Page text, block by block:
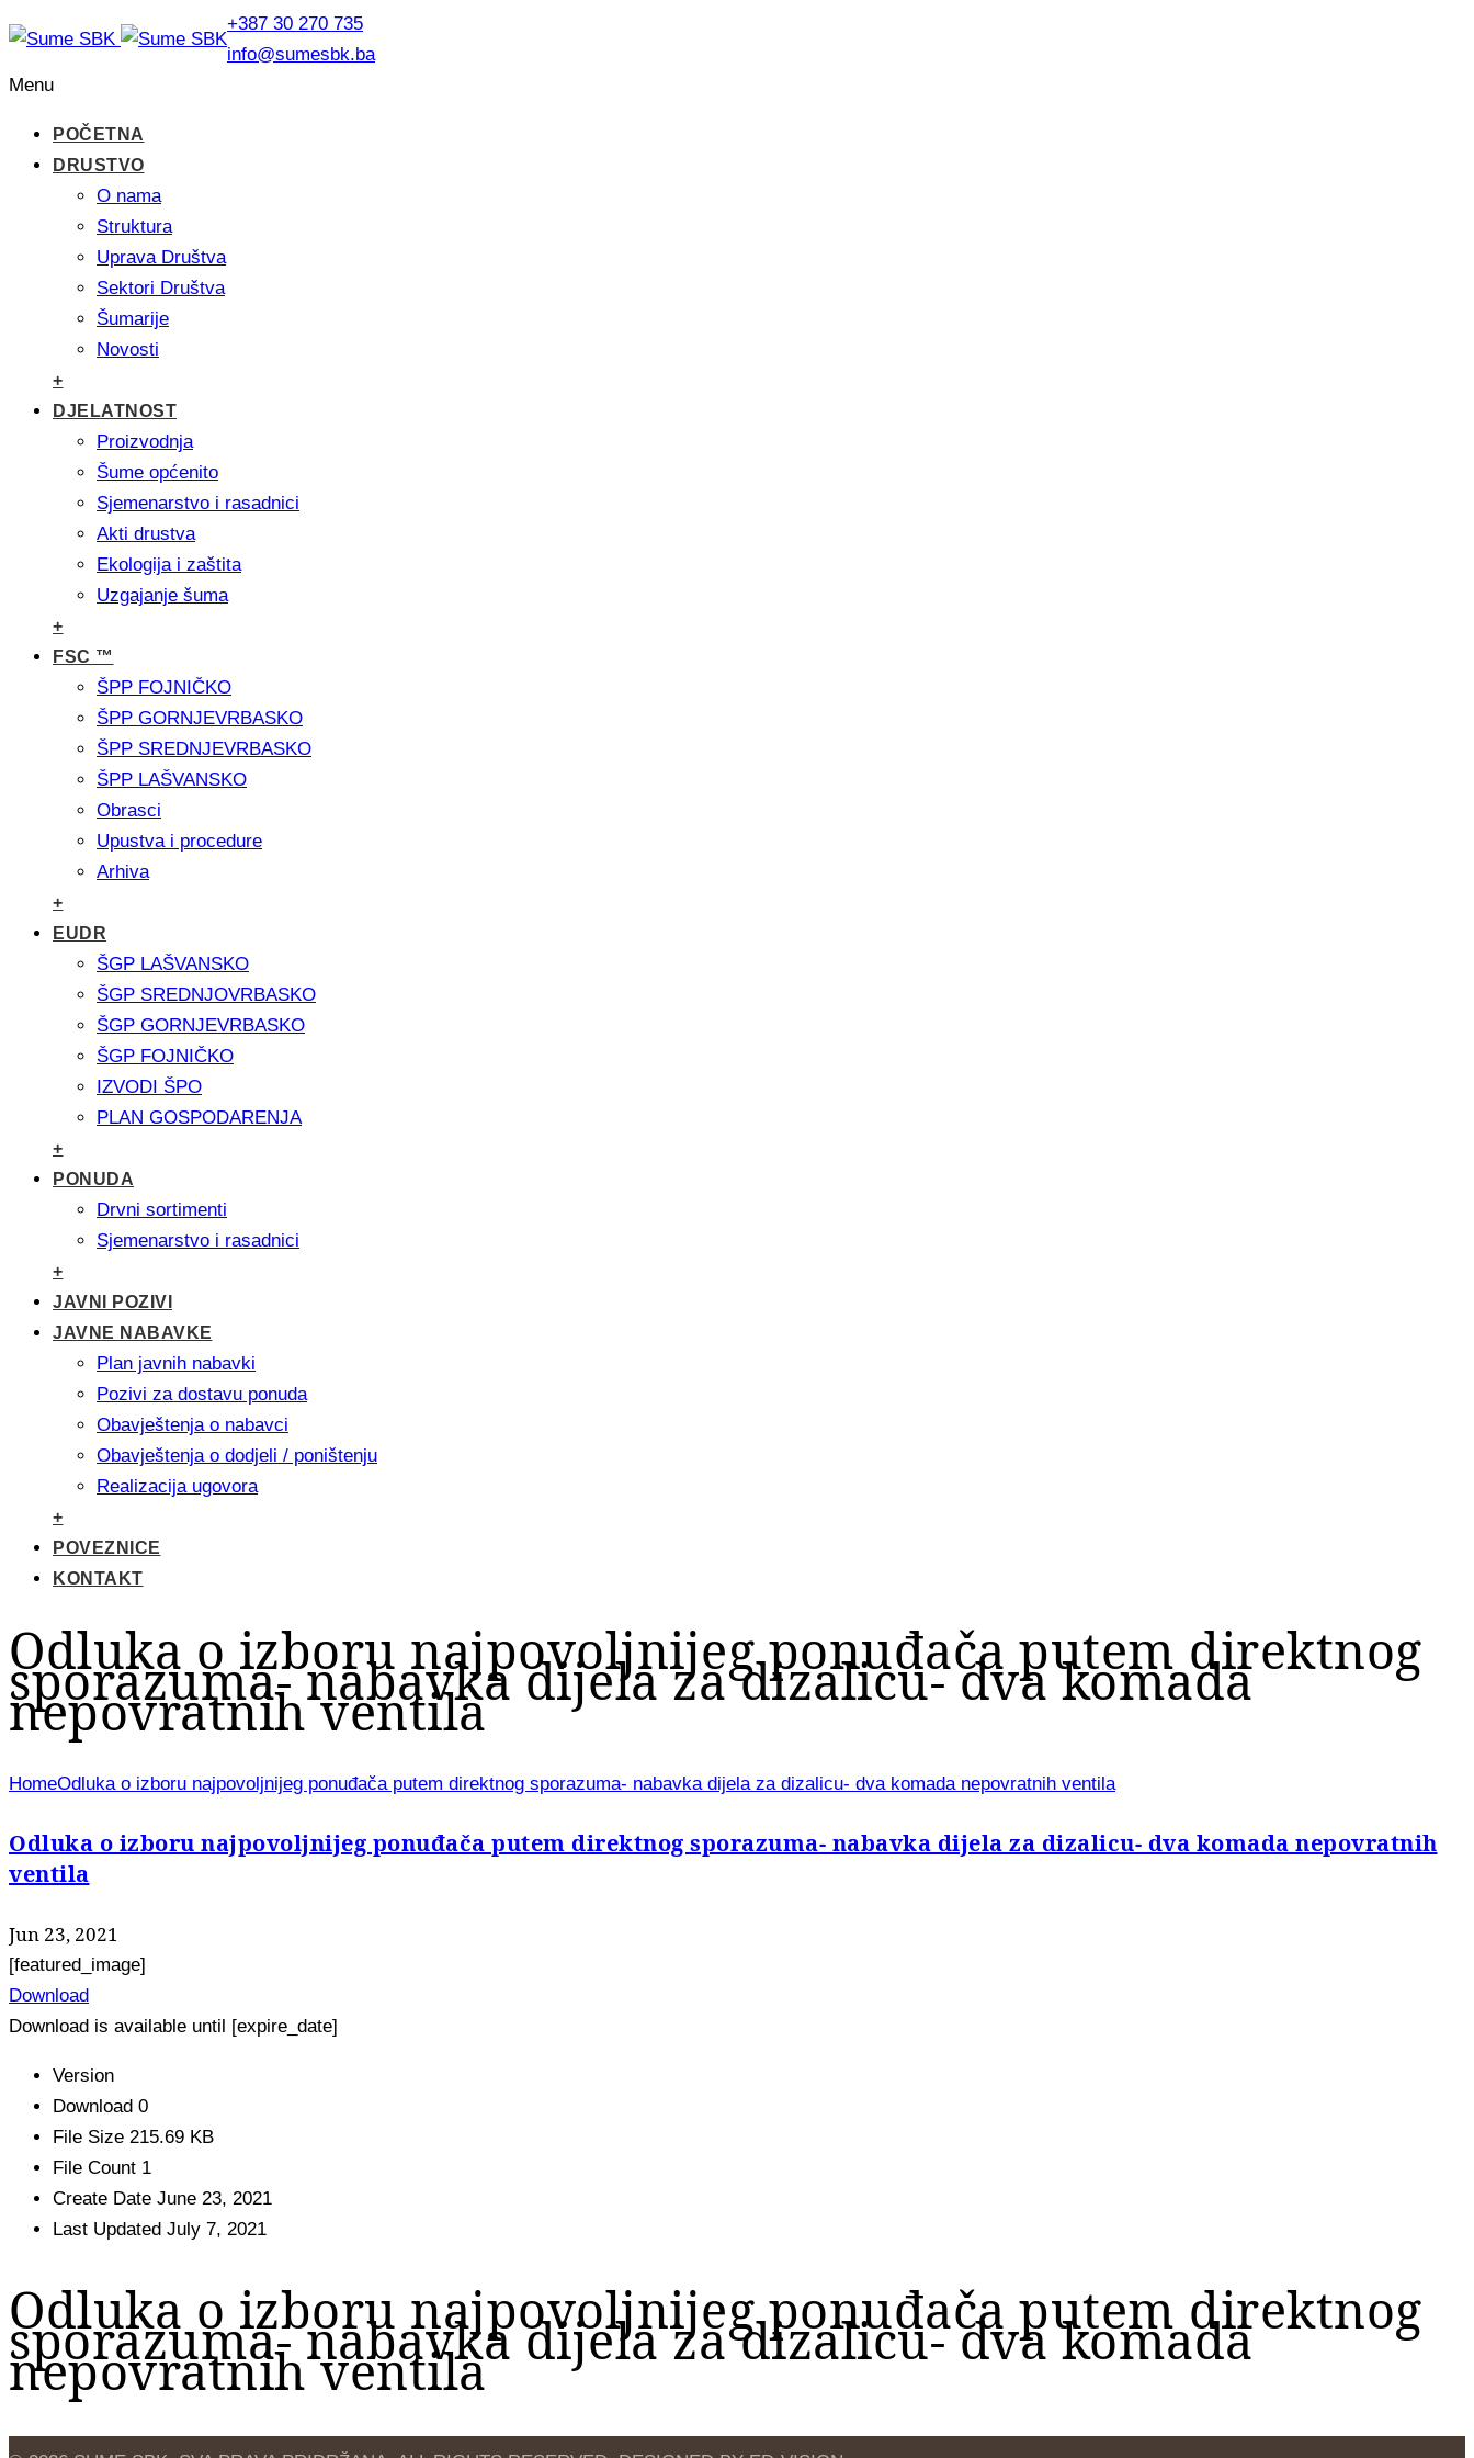
+387 30 270 735
info@sumesbk.ba
Menu
POČETNA
DRUSTVO
O nama
Struktura
Uprava Društva
Sektori Društva
Šumarije
Novosti
+
DJELATNOST
Proizvodnja
Šume općenito
Sjemenarstvo i rasadnici
Akti drustva
Ekologija i zaštita
Uzgajanje šuma
+
FSC ™
ŠPP FOJNIČKO
ŠPP GORNJEVRBASKO
ŠPP SREDNJEVRBASKO
ŠPP LAŠVANSKO
Obrasci
Upustva i procedure
Arhiva
+
EUDR
ŠGP LAŠVANSKO
ŠGP SREDNJOVRBASKO
ŠGP GORNJEVRBASKO
ŠGP FOJNIČKO
IZVODI ŠPO
PLAN GOSPODARENJA
+
PONUDA
Drvni sortimenti
Sjemenarstvo i rasadnici
+
JAVNI POZIVI
JAVNE NABAVKE
Plan javnih nabavki
Pozivi za dostavu ponuda
Obavještenja o nabavci
Obavještenja o dodjeli / poništenju
Realizacija ugovora
+
POVEZNICE
KONTAKT
Odluka o izboru najpovoljnijeg ponuđača putem direktnog
sporazuma- nabavka dijela za dizalicu- dva komada
nepovratnih ventila
HomeOdluka o izboru najpovoljnijeg ponuđača putem direktnog sporazuma- nabavka dijela za dizalicu- dva komada nepovratnih ventila
Odluka o izboru najpovoljnijeg ponuđača putem direktnog sporazuma- nabavka dijela za dizalicu- dva komada nepovratnih
ventila
Jun 23, 2021
[featured_image]
Download
Download is available until [expire_date]
Version
Download 0
File Size 215.69 KB
File Count 1
Create Date June 23, 2021
Last Updated July 7, 2021
Odluka o izboru najpovoljnijeg ponuđača putem direktnog
sporazuma- nabavka dijela za dizalicu- dva komada
nepovratnih ventila